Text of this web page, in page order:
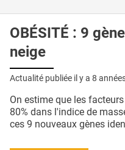
OBÉSITÉ : 9
neige
Actualité publiée il y a 8
On estime que les
80% dans l'indice de
ces 9 nouveaux gènes